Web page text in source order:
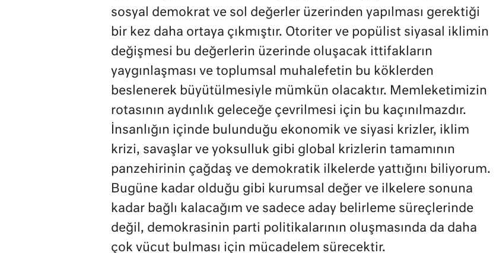
sosyal demokrat ve sol değerler üzerinden yapılması gerektiği
bir kez daha ortaya çıkmıştır. Otoriter ve popülist siyasal iklimin
değişmesi bu değerlerin üzerinde oluşacak ittifakların
yaygınlaşması ve toplumsal muhalefetin bu köklerden
beslenerek büyütülmesiyle mümkün olacaktır. Memleketimizin
rotasının aydınlık geleceğe çevrilmesi için bu kaçınılmazdır.
İnsanlığın içinde bulunduğu ekonomik ve siyasi krizler, iklim
krizi, savaşlar ve yoksulluk gibi global krizlerin tamamının
panzehirinin çağdaş ve demokratik ilkelerde yattığını biliyorum.
Bugüne kadar olduğu gibi kurumsal değer ve ilkelere sonuna
kadar bağlı kalacağım ve sadece aday belirleme süreçlerinde
değil, demokrasinin parti politikalarının oluşmasında da daha
çok vücut bulması için mücadelem sürecektir.